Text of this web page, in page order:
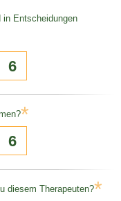
in Entscheidungen
6
*
6
diesem Therapeuten?*